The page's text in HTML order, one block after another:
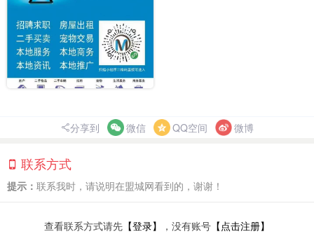
分享到 微信 QQ空间 微博
联系方式
提示： 联系我时，请说明在盟城网看到的，谢谢！
查看联系方式请先 【登录】 ，没有账号 【点击注册】